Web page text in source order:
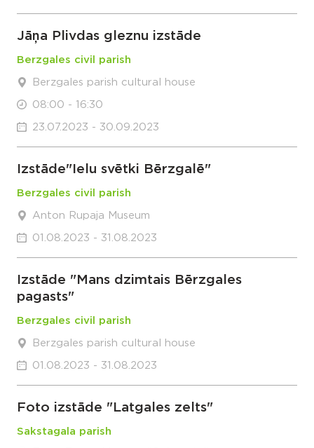
Jāņa Plivdas gleznu izstāde
Berzgales civil parish
Berzgales parish cultural house
08:00 - 16:30
23.07.2023 - 30.09.2023
Izstāde"Ielu svētki Bērzgalē"
Berzgales civil parish
Anton Rupaja Museum
01.08.2023 - 31.08.2023
Izstāde "Mans dzimtais Bērzgales
pagasts"
Berzgales civil parish
Berzgales parish cultural house
01.08.2023 - 31.08.2023
Foto izstāde "Latgales zelts"
Sakstagala parish